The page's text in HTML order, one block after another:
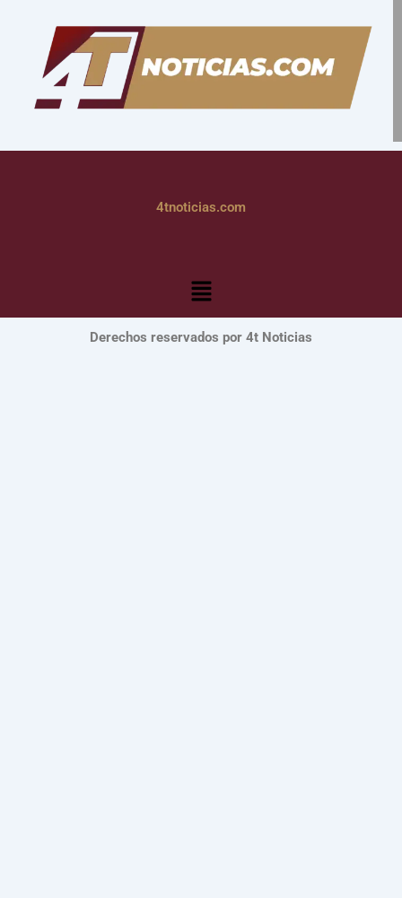
4tnoticias.com
Menú
Derechos reservados por 4t Noticias